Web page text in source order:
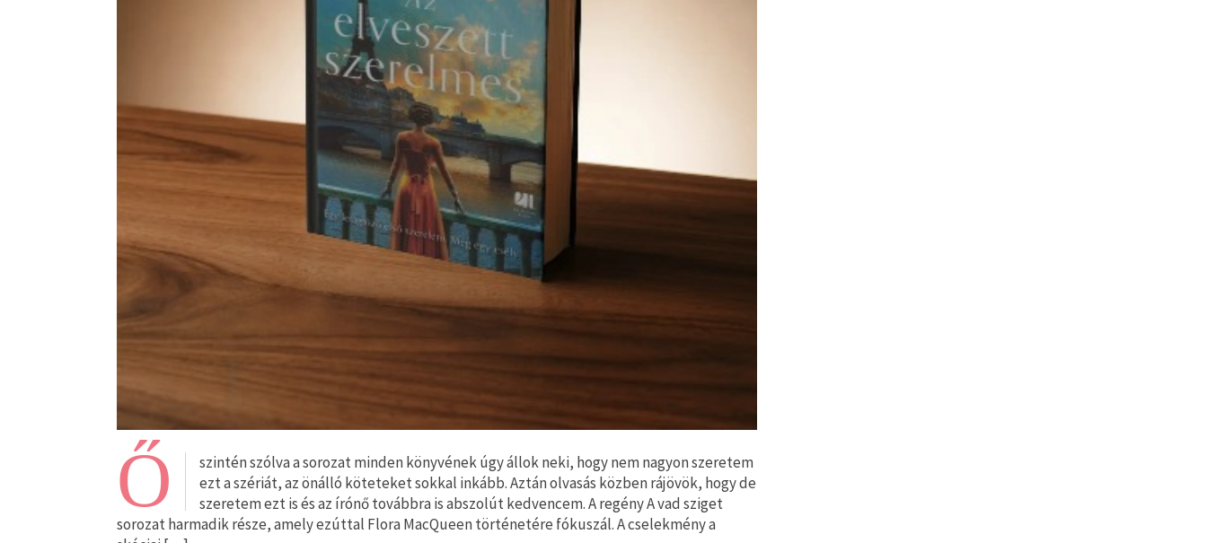
Ő
szintén szólva a sorozat minden könyvének úgy állok neki, hogy nem nagyon szeretem
ezt a szériát, az önálló köteteket sokkal inkább. Aztán olvasás közben rájövök, hogy de
szeretem ezt is és az írónő továbbra is abszolút kedvencem. A regény A vad sziget
sorozat harmadik része, amely ezúttal Flora MacQueen történetére fókuszál. A cselekmény a